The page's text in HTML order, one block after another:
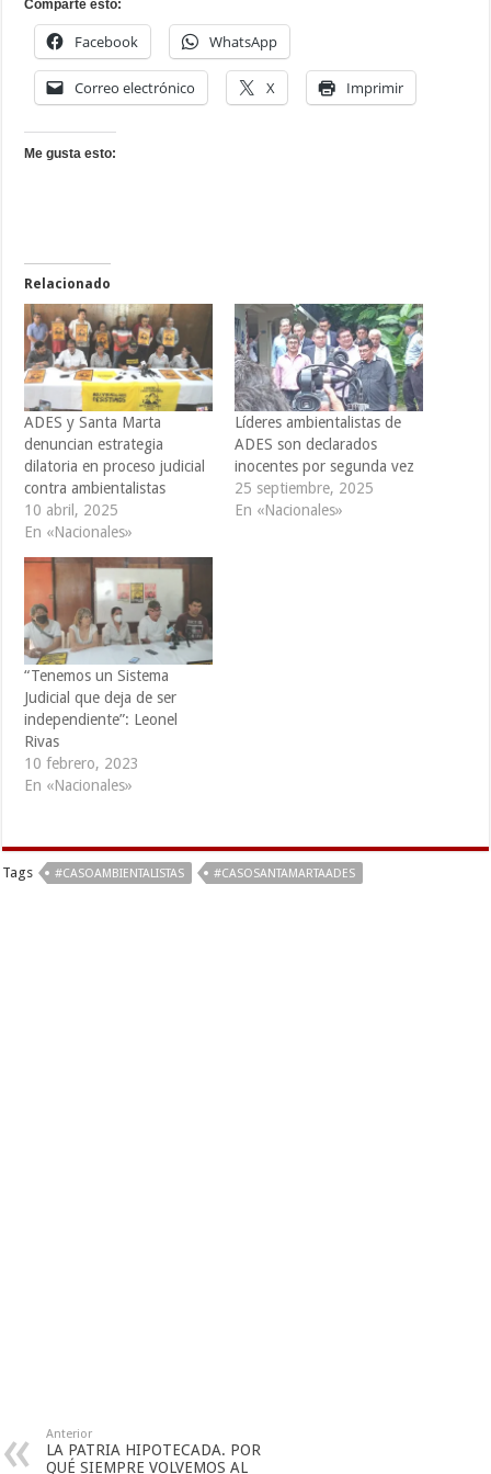
suspensión
de
la
vista
pública
Comparte esto:
Facebook WhatsApp
Correo electrónico X Imprimir
Me gusta esto:
Relacionado
ADES y Santa Marta
denuncian estrategia
dilatoria en proceso judicial
contra ambientalistas
10 abril, 2025
En «Nacionales»
Líderes ambientalistas de
ADES son declarados
inocentes por segunda vez
25 septiembre, 2025
En «Nacionales»
“Tenemos un Sistema
Judicial que deja de ser
independiente”: Leonel
Rivas
10 febrero, 2023
En «Nacionales»
Tags #CASOAMBIENTALISTAS #CASOSANTAMARTAADES
Anterior
LA PATRIA HIPOTECADA. POR
QUÉ SIEMPRE VOLVEMOS AL